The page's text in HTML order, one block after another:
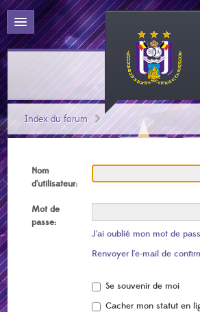
Index du forum
Nom
d’utilisateur:
Mot de
passe:
J’ai oublié mon mot de
Renvoyer l’e-mail de
Se souvenir de moi
Cacher mon statut en